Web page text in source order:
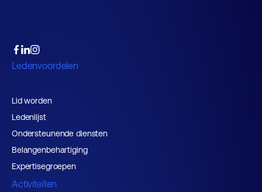
Ledenvoordelen
Lid worden
Ledenlijst
Ondersteunende diensten
Belangenbehartiging
Expertisegroepen
Activiteiten